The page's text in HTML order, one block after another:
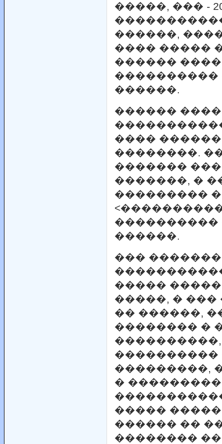
�����, ��� -
������,
���� �����
������
������.
������
����
��������.
�������
�������, �
���������
������.
���
�����
�����, �
�� ������,
�������� �
����������
���������,
�
�����
������ ��
��������